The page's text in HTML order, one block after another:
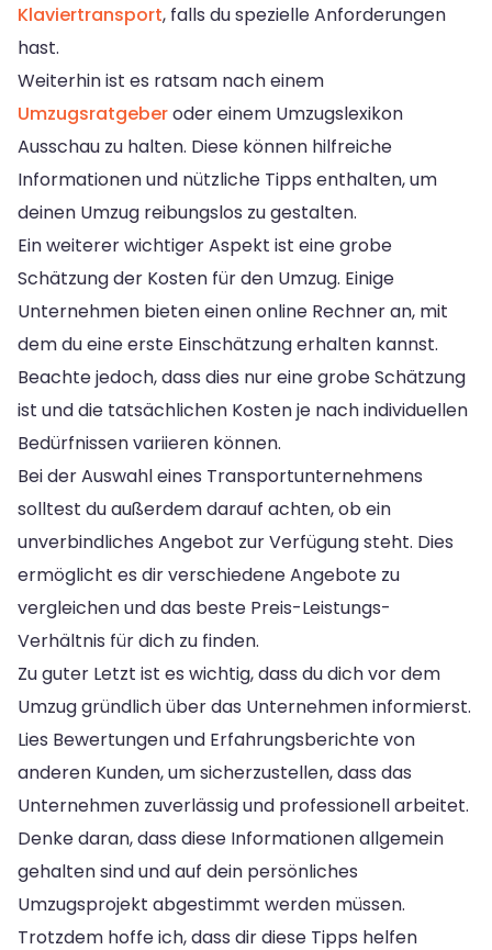
Klaviertransport, falls du spezielle Anforderungen
hast.
Weiterhin ist es ratsam nach einem
Umzugsratgeberoder einem Umzugslexikon
Ausschau zu halten. Diese können hilfreiche
Informationen und nützliche Tipps enthalten, um
deinen Umzug reibungslos zu gestalten.
Ein weiterer wichtiger Aspekt ist eine grobe
Schätzung der Kosten für den Umzug. Einige
Unternehmen bieten einen online Rechner an, mit
dem du eine erste Einschätzung erhalten kannst.
Beachte jedoch, dass dies nur eine grobe Schätzung
ist und die tatsächlichen Kosten je nach individuellen
Bedürfnissen variieren können.
Bei der Auswahl eines Transportunternehmens
solltest du außerdem darauf achten, ob ein
unverbindliches Angebot zur Verfügung steht. Dies
ermöglicht es dir verschiedene Angebote zu
vergleichen und das beste Preis-Leistungs-
Verhältnis für dich zu finden.
Zu guter Letzt ist es wichtig, dass du dich vor dem
Umzug gründlich über das Unternehmen informierst.
Lies Bewertungen und Erfahrungsberichte von
anderen Kunden, um sicherzustellen, dass das
Unternehmen zuverlässig und professionell arbeitet.
Denke daran, dass diese Informationen allgemein
gehalten sind und auf dein persönliches
Umzugsprojekt abgestimmt werden müssen.
Trotzdem hoffe ich, dass dir diese Tipps helfen